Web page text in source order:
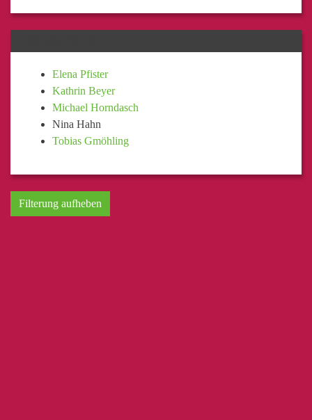
Elena Pfister
Kathrin Beyer
Michael Horndasch
Nina Hahn
Tobias Gmöhling
Filterung aufheben